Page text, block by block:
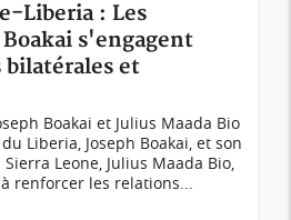
Liberia : Les
s'engagent
et
Boakai et Julius Maada Bio
Liberia, Joseph Boakai, et son
Leone, Julius Maada Bio,
renforcer les relations...